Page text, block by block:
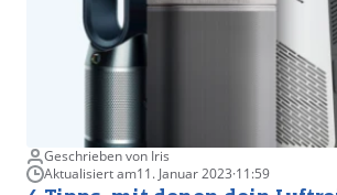
Geschrieben von Iris
Aktualisiert am11. Januar 2023·11:59